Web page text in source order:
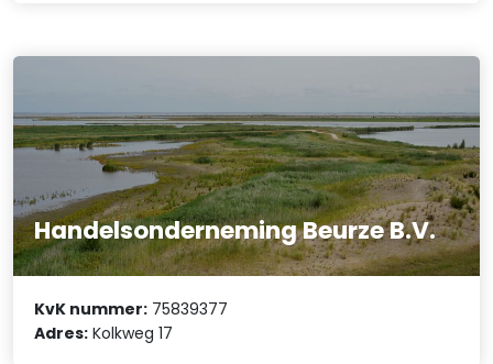
Handelsonderneming Beurze B.V.
KvK nummer: 75839377
Adres: Kolkweg 17